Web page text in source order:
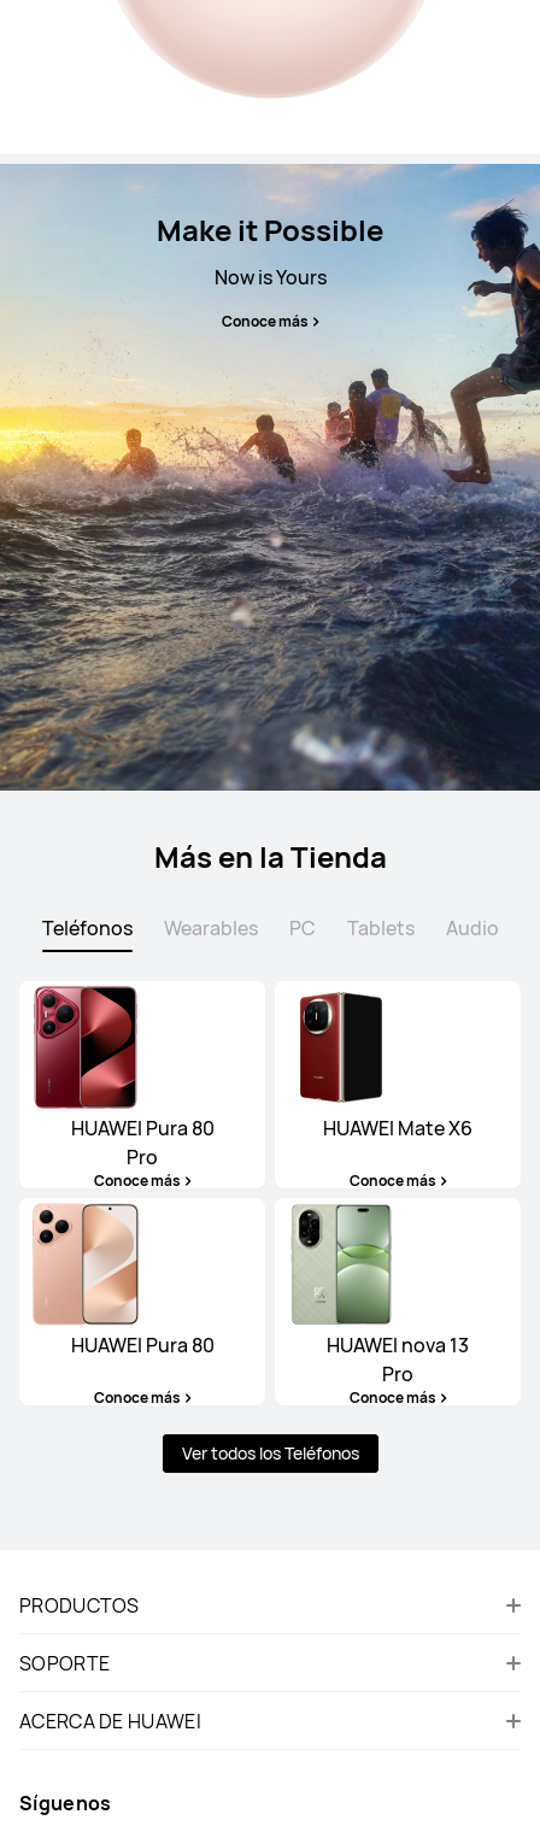
Make it Possible
Now is Yours
Conoce más
Más en la Tienda
Teléfonos Wearables PC Tablets Audio
HUAWEI Pura 80
Pro
Conoce más
HUAWEI Mate X6
Conoce más
HUAWEI Pura 80
Conoce más
HUAWEI nova 13
Pro
Conoce más
Ver todos los Teléfonos
PRODUCTOS
SOPORTE
ACERCA DE HUAWEI
Síguenos